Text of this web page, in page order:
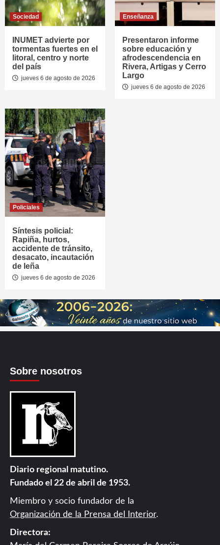
Sociedad
INUMET advierte por
tormentas fuertes en el
litoral, centro y norte
del país
jueves 6 de agosto de 2026
Enseñanza
Presentaron informe
sobre educación y
afrodescendencia en
Rivera, Artigas y Cerro
Largo
jueves 6 de agosto de 2026
Policiales
Síntesis policial:
Rapiña, hurtos,
accidente de tránsito,
desacato, incautación
de leña
jueves 6 de agosto de 2026
Sobre nosotros
Diario regional matutino.
Fundado el 22 de abril de 1953.
Miembro y socio fundador de la
Organización de la Prensa del Interior.
Directora: